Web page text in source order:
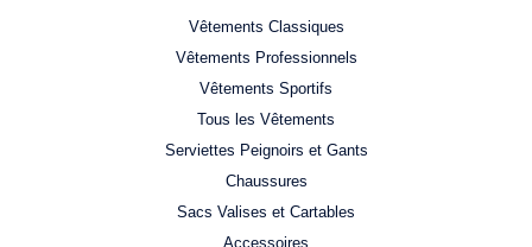
Vêtements Classiques
Vêtements Professionnels
Vêtements Sportifs
Tous les Vêtements
Serviettes Peignoirs et Gants
Chaussures
Sacs Valises et Cartables
Accessoires